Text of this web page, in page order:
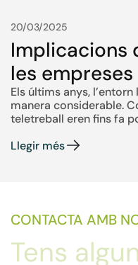
20/03/2025
Implicacions
les empreses
Els últims anys,
manera considerable.
teletreball eren fins fa
Llegir més
CONTACTA AMB
Tens